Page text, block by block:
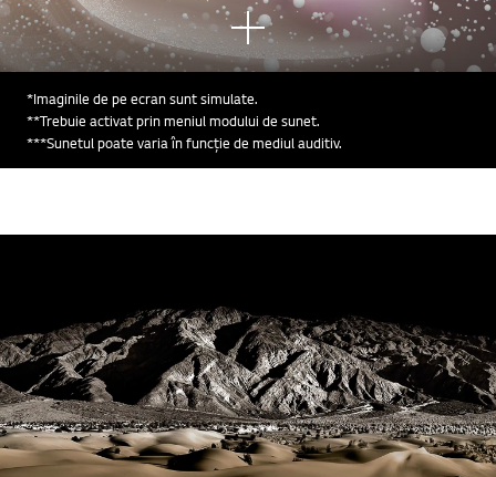
Vezi
mai
mult
*Imaginile de pe ecran sunt simulate.
**Trebuie activat prin meniul modului de sunet.
***Sunetul poate varia în funcție de mediul auditiv.